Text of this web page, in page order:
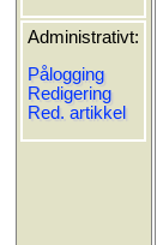
Administrativt:
Pålogging
Redigering
Red. artikkel